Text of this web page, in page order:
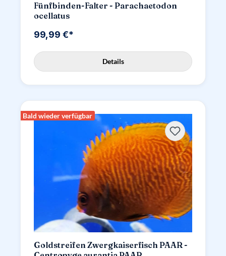
Fünfbinden-Falter - Parachaetodon
ocellatus
99,99 €*
Details
Bald wieder verfügbar
Goldstreifen Zwergkaiserfisch PAAR -